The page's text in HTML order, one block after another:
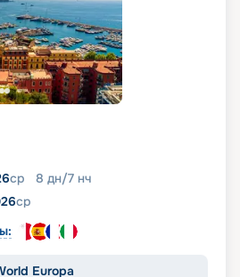
ср 8 дн/7 нч
ср
Europa